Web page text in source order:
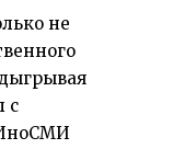
не
с
ИноСМИ